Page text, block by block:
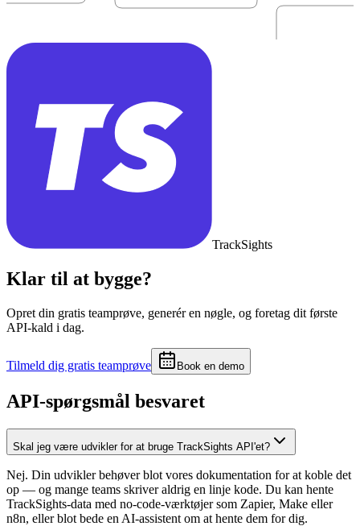
TrackSights
Klar til at bygge?
Opret din gratis teamprøve, generér en nøgle, og foretag dit første
API-kald i dag.
Tilmeld dig gratis teamprøve Book en demo
API-spørgsmål besvaret
Skal jeg være udvikler for at bruge TrackSights API'et?
Nej. Din udvikler behøver blot vores dokumentation for at koble det
op — og mange teams skriver aldrig en linje kode. Du kan hente
TrackSights-data med no-code-værktøjer som Zapier, Make eller
n8n, eller blot bede en AI-assistent om at hente dem for dig.